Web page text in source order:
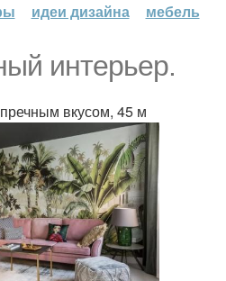
идеи дизайна мебель
интерьер.
вкусом, 45 м